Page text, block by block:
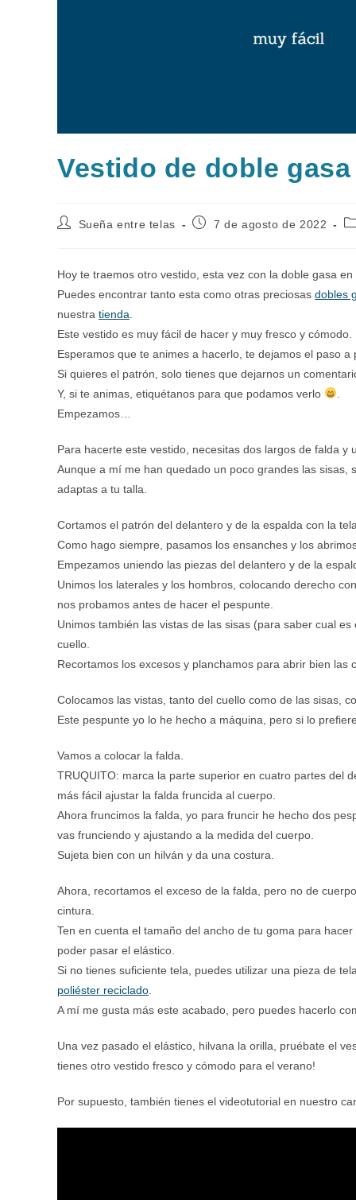
Vestido de doble gasa
AutorSueña entre telas
Publicación
7 de agosto de 2022
Hoy te traemos otro vestido, esta vez con la doble gasa
Puedes encontrar tanto esta como otras preciosas dobles
nuestra tienda
Este vestido es muy fácil de hacer y muy fresco y cómodo.
Esperamos que te animes a hacerlo, te dejamos el paso
Si quieres el patrón, solo tienes que dejarnos un
Y, si te animas, etiquétanos para que podamos verlo
Empezamos…
Para hacerte este vestido, necesitas dos largos de falda
Aunque a mí me han quedado un poco grandes las
adaptas a tu talla.
Cortamos el patrón del delantero y de la espalda con la
Como hago siempre, pasamos los ensanches y los
Empezamos uniendo las piezas del delantero y de la
Unimos los laterales y los hombros, colocando derecho
nos probamos antes de hacer el pespunte.
Unimos también las vistas de las sisas (para saber cual
cuello.
Recortamos los excesos y planchamos para abrir bien las
Colocamos las vistas, tanto del cuello como de las sisas,
Este pespunte yo lo he hecho a máquina, pero si lo
Vamos a colocar la falda.
TRUQUITO: marca la parte superior en cuatro partes del
más fácil ajustar la falda fruncida al cuerpo.
Ahora fruncimos la falda, yo para fruncir he hecho dos
vas frunciendo y ajustando a la medida del cuerpo.
Sujeta bien con un hilván y da una costura.
Ahora, recortamos el exceso de la falda, pero no de
cintura.
Ten en cuenta el tamaño del ancho de tu goma para
poder pasar el elástico.
Si no tienes suficiente tela, puedes utilizar una pieza de
poliéster reciclado
A mí me gusta más este acabado, pero puedes hacerlo
Una vez pasado el elástico, hilvana la orilla, pruébate el
tienes otro vestido fresco y cómodo para el verano!
Por supuesto, también tienes el videotutorial en nuestro